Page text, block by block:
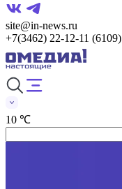
site@in-news.ru
+7(3462) 22-12-11 (6109)
10 ℃